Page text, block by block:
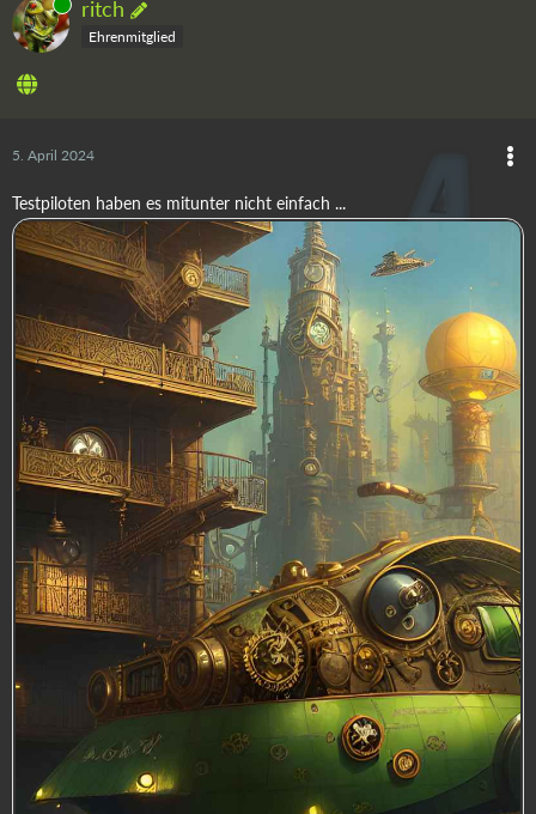
Online ritch
Ehrenmitglied
5. April 2024
Testpiloten haben es mitunter nicht einfach ...